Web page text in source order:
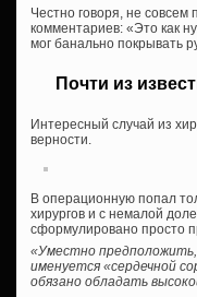
Честно говоря, не совсем
комментариев: «Это как
мог банально покрывать
Почти из
Интересный случай из
верности.
В операционную попал
хирургов и с немалой
сформулировано просто
«Уместно предположить,
именуется «сердечной
обязано обладать